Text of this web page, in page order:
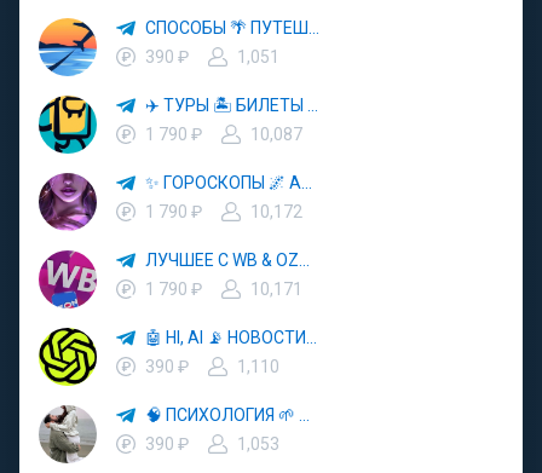
390 ₽
1,051
1 790 ₽
10,087
1 790 ₽
10,172
1 790 ₽
10,171
390 ₽
1,110
390 ₽
1,053